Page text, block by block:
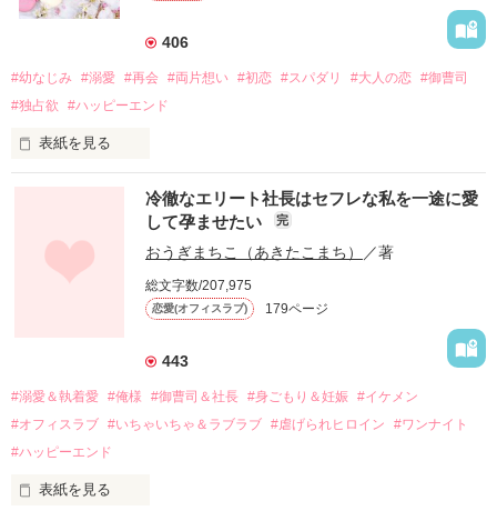
406
#幼なじみ #溺愛 #再会 #両片想い #初恋 #スパダリ #大人の恋 #御曹司
#独占欲
#ハッピーエンド
表紙を見る
幼なじみの哲平に淡い恋心を抱いていた美桜。
しかし、ある出来事をきっかけに二人の関係は壊れてしまう。
関係修復もできないまま、美桜は両親の離婚によって
引っ越すことになり、哲平とも離れ離れになった。
それから約十二年後。
過去の傷から、二度と会いたくないと思っていた哲平に
運命のような再会を果たす。
酔った勢いで一夜を共にしてしまった。
さらに、美桜が初めてだと知った哲平は
冷徹なエリート社長はセフレな私を一途に愛
して孕ませたい
完
おうぎまちこ（あきたこまち） ／著
総文字数/207,975
恋愛(オフィスラブ) 179ページ
443
#溺愛＆執着愛 #俺様 #御曹司＆社長 #身ごもり＆妊娠 #イケメン
#オフィスラブ #いちゃいちゃ＆ラブラブ #虐げられヒロイン
#ワンナイト
#ハッピーエンド
表紙を見る